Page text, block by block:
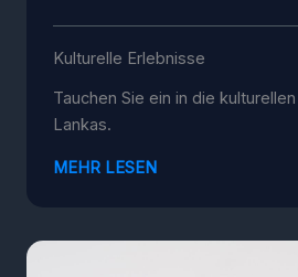
Kulturelle Erlebnisse
Tauchen Sie ein in die
Lankas.
MEHR LESEN